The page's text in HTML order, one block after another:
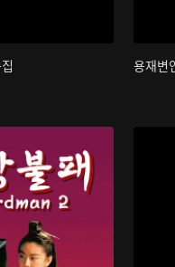
용재변